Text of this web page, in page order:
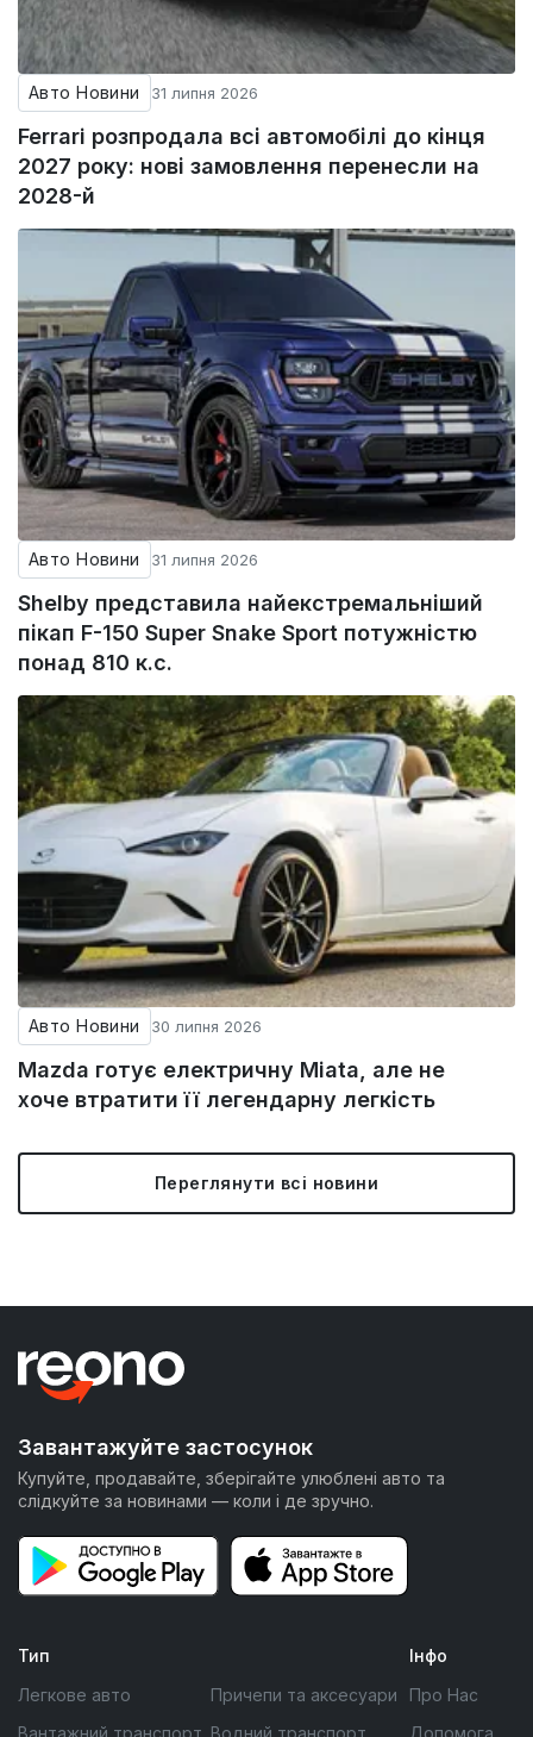
Авто Новини 31 липня 2026
Ferrari розпродала всі автомобілі до кінця
2027 року: нові замовлення перенесли на
2028-й
Авто Новини 31 липня 2026
Shelby представила найекстремальніший
пікап F-150 Super Snake Sport потужністю
понад 810 к.с.
Авто Новини 30 липня 2026
Mazda готує електричну Miata, але не
хоче втратити її легендарну легкість
Переглянути всі новини
Завантажуйте застосунок
Купуйте, продавайте, зберігайте улюблені авто та
слідкуйте за новинами — коли і де зручно.
Тип
Легкове авто
Причепи та аксесуари
Інфо
Про Нас